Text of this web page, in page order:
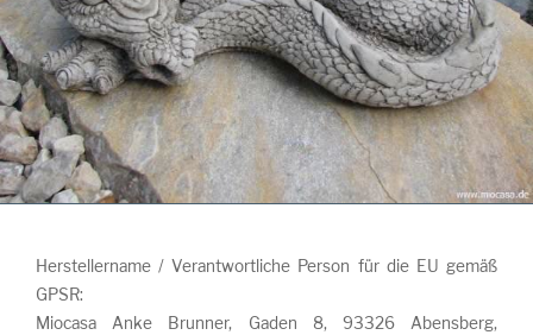
Herstellername / Verantwortliche Person für die EU gemäß
GPSR:
Miocasa Anke Brunner, Gaden 8, 93326 Abensberg,